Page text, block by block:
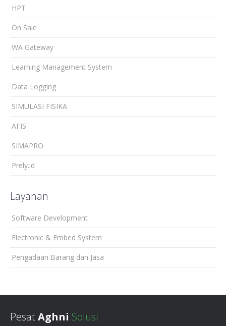
HPT
On Sale
WA Gateway
Learning Management System
Data Logging
SIMULASI FISIKA
AFIS
SIMAPRO
Prely.id
Layanan
Software Development
Electronic & Embed System
Pengadaan Barang dan Jasa
PesatAghni Solusi